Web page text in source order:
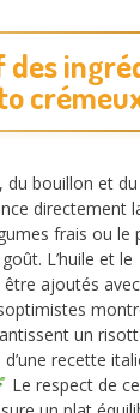
des
du bouillon et du
directement
frais ou le
L’huile et le
ajoutés avec
un
recette
Le respect de